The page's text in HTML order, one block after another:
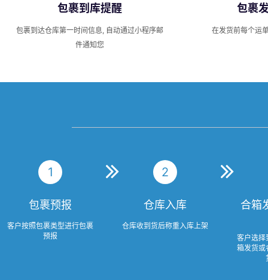
包裹到库提醒
包裹到达仓库第一时间信息, 自动通过小程序邮
件通知您
包裹
在发货前每个运
1
包裹预报
客户按照包裹类型进行包裹
预报
2
仓库入库
仓库收到货后称重入库上架
合箱
客户选择
箱发货或